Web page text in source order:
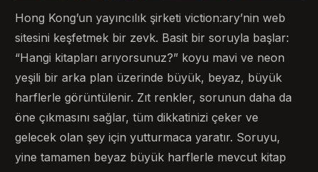
Hong Kong’un yayıncılık şirketi viction:ary’nin web
sitesini keşfetmek bir zevk. Basit bir soruyla başlar:
“Hangi kitapları arıyorsunuz?” koyu mavi ve neon
yeşili bir arka plan üzerinde büyük, beyaz, büyük
harflerle görüntülenir. Zıt renkler, sorunun daha da
öne çıkmasını sağlar, tüm dikkatinizi çeker ve
gelecek olan şey için yutturmaca yaratır. Soruyu,
yine tamamen beyaz büyük harflerle mevcut kitap